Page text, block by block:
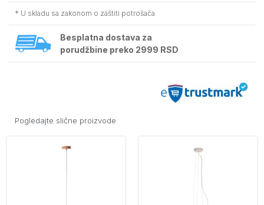
* U skladu sa zakonom o zaštiti potrošača
Besplatna dostava za
porudžbine preko 2999 RSD
Pogledajte slične proizvode